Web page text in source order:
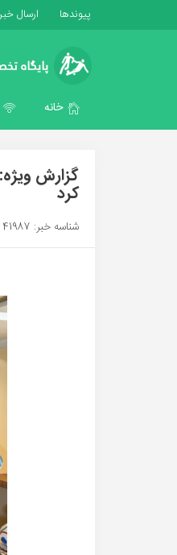
پیوندها ارسال خبر
خانه
گزارش
کرد
شناسه خبر: 41987